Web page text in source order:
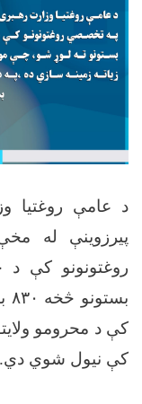
د عامې روغتیا
پیرزوینې له
روغتونونو کې د
بستونو څخه ۸۳۰
کې د محرومو
کې نیول شوي دي.